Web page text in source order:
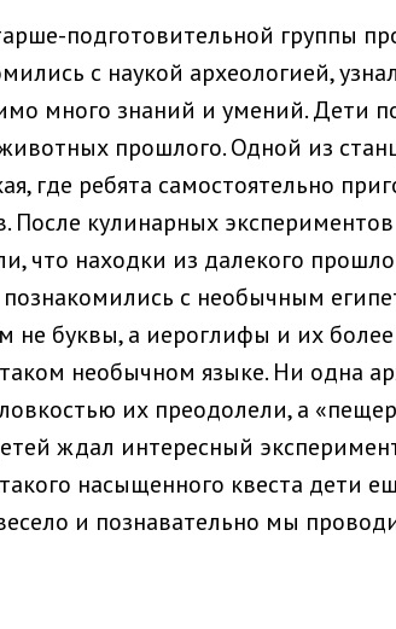
подготовительной группы
с наукой археологией,
много знаний и умений. Дети
прошлого. Одной из
где ребята самостоятельно
После кулинарных
что находки из далекого
с необычным
не буквы, а иероглифы и их
необычном языке. Ни одна
их преодолели, а
ждал интересный
насыщенного квеста дети
и познавательно мы